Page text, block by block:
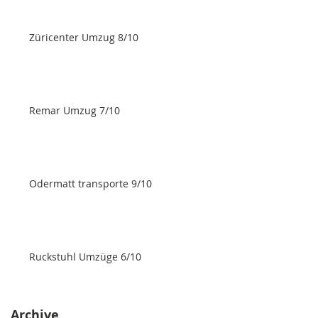
Züricenter Umzug 8/10
Remar Umzug 7/10
Odermatt transporte 9/10
Ruckstuhl Umzüge 6/10